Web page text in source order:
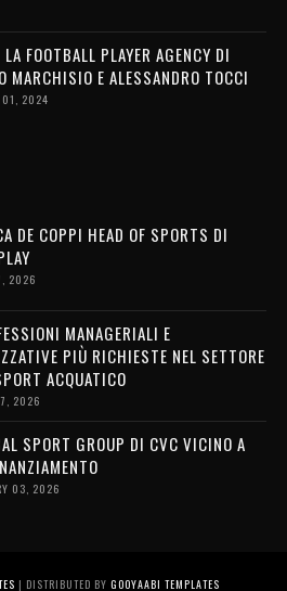
FOOTBALL PLAYER AGENCY DI
MARCHISIO E ALESSANDRO TOCCI
01, 2024
DE COPPI HEAD OF SPORTS DI
2026
MANAGERIALI E
PIÙ RICHIESTE NEL SETTORE
ACQUATICO
2026
SPORT GROUP DI CVC VICINO A
03, 2026
| DISTRIBUTED BY GOOYAABI TEMPLATES